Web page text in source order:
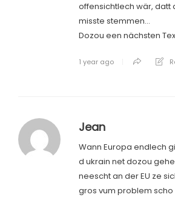
offensichtlech wär, datt
misste stemmen…
Dozou een nächsten
1 year ago
Jean
Wann Europa endlech
d ukrain net dozou
neescht an der EU ze
gros vum problem scho